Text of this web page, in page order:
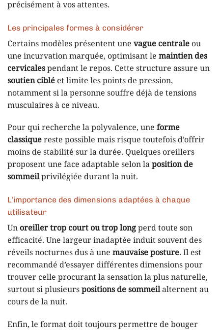
précisément à vos attentes.
Les principales formes à considérer
Certains modèles présentent une vague centraleou
une incurvation marquée, optimisant le maintien des
cervicalespendant le repos. Cette structure assure un
soutien cibléet limite les points de pression,
notamment si la personne souffre déjà de tensions
musculaires à ce niveau.
Pour qui recherche la polyvalence, une forme
classiquereste possible mais risque toutefois d’offrir
moins de stabilité sur la durée. Quelques oreillers
proposent une face adaptable selon laposition de
sommeilprivilégiée durant la nuit.
L’importance des dimensions adaptées à chaque
utilisateur
Unoreiller trop court ou trop longperd toute son
efficacité. Une largeur inadaptée induit souvent des
réveils nocturnes dus à une mauvaise posture. Il est
recommandé d’essayer différentes dimensions pour
trouver celle procurant la sensation la plus naturelle,
surtout si plusieurspositions de sommeilalternent au
cours de la nuit.
Enfin, le format doit toujours permettre de bouger